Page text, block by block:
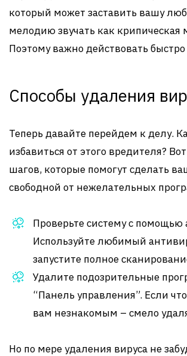
который может заставить вашу
мелодию звучать как крипическая
Поэтому важно действовать
Способы удаления
Теперь давайте перейдем к делу.
избавиться от этого вредителя?
шагов, которые помогут сделать
свободной от нежелательных
Проверьте систему с помощью
Используйте любимый
запустите полное
Удалите подозрительные
“Панель управления”. Если
вам незнакомым – смело
Но по мере удаления вируса не